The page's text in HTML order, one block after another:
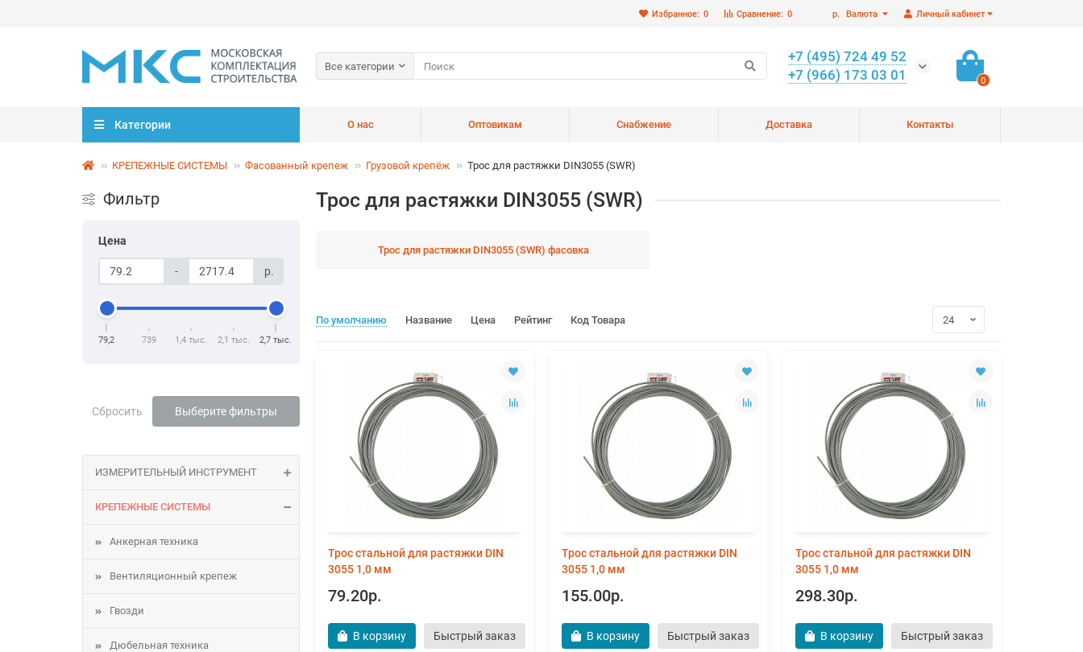
Личный кабинет
р. Валюта
Сравнение: 0
Избранное: 0
Все категории
+7 (495) 724 49 52
+7 (966) 173 03 01
0
Категории О нас Оптовикам Снабжение Доставка Контакты
КРЕПЕЖНЫЕ СИСТЕМЫ Фасованный крепеж Грузовой крепёж Трос для растяжки DIN3055 (SWR)
Фильтр
Цена
- р.
79,2 739 1,4 тыс. 2,1 тыс. 2,7 тыс.
Сбросить Выберите фильтры
ИЗМЕРИТЕЛЬНЫЙ ИНСТРУМЕНТ
КРЕПЕЖНЫЕ СИСТЕМЫ
Анкерная техника
Вентиляционный крепеж
Гвозди
Дюбельная техника
Трос для растяжки DIN3055 (SWR)
Трос для растяжки DIN3055 (SWR) фасовка
По умолчанию Название Цена Рейтинг Код Товара
Трос стальной для растяжки DIN
3055 1,0 мм
79.20р.
В корзину Быстрый заказ
Трос стальной для растяжки DIN
3055 1,0 мм
155.00р.
В корзину Быстрый заказ
Трос стальной для растяжки DIN
3055 1,0 мм
298.30р.
В корзину Быстрый заказ